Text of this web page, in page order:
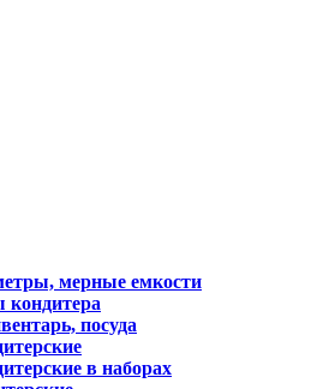
мерные емкости
кондитера
посуда
в наборах